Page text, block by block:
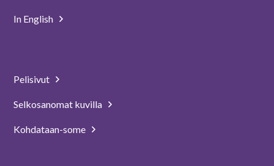
In English
Pelisivut
Selkosanomat kuvilla
Kohdataan-some